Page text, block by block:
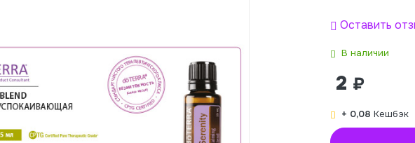
Оставить
В наличии
2 ₽
+ 0,08 Кешбэк